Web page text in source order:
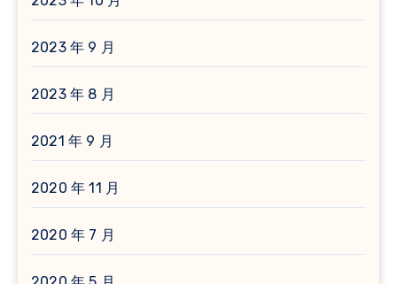
2023 年 9 月
2023 年 8 月
2021 年 9 月
2020 年 11 月
2020 年 7 月